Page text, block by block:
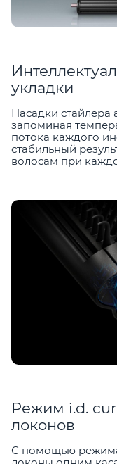
укладки
Насадки стайлера
запоминая
потока каждого
стабильный
волосам при
Режим i.d.
локонов
С помощью